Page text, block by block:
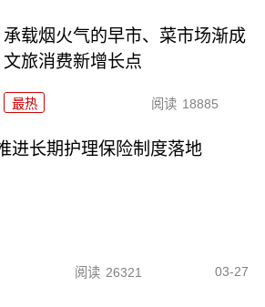
承载烟火气的早市、菜市场渐成
文旅消费新增长点
最热 阅读 18885
进长期护理保险制度落地
阅读 26321 03-27